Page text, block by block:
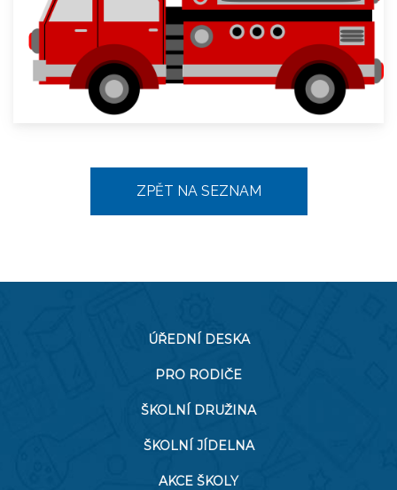
ZPĚT NA SEZNAM
ÚŘEDNÍ DESKA
PRO RODIČE
ŠKOLNÍ DRUŽINA
ŠKOLNÍ JÍDELNA
AKCE ŠKOLY